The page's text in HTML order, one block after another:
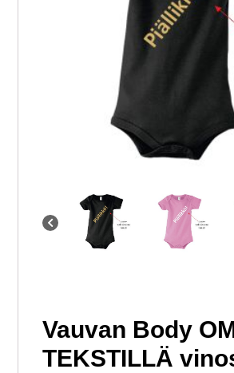
Vauvan Body
TEKSTILLÄ